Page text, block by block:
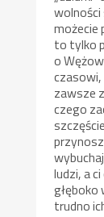
możecie
to tylko
o
czasowi,
zawsze
czego
ludzi, a
trudno